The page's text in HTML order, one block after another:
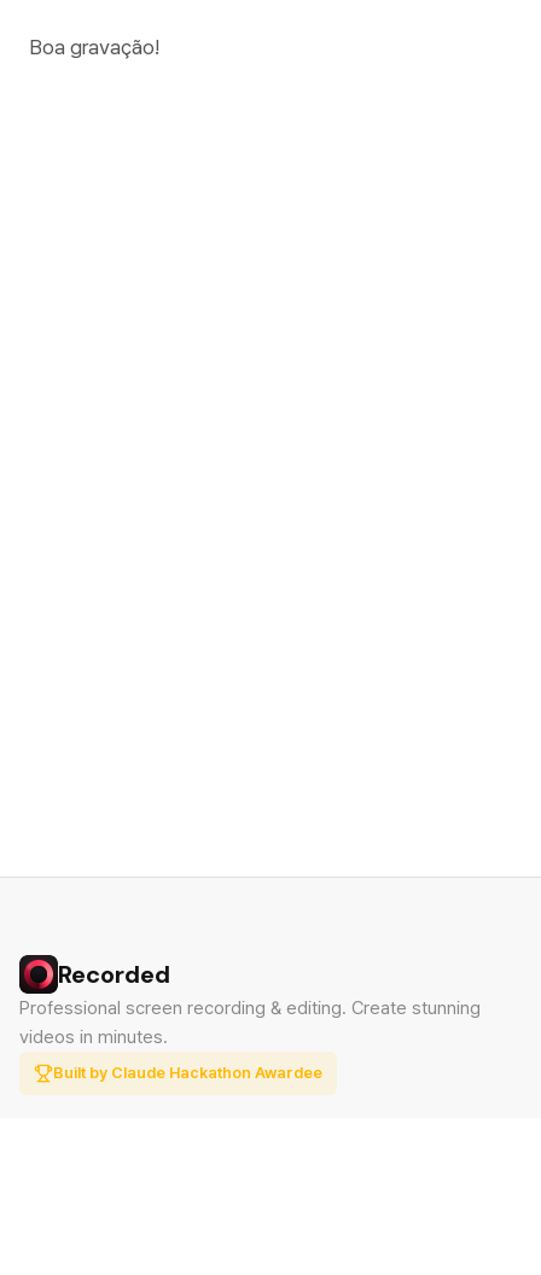
Boa gravação!
Recorded
Professional screen recording & editing. Create stunning
videos in minutes.
Built by Claude Hackathon Awardee